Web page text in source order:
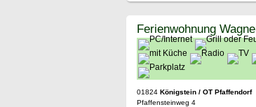
Ferienwohnung
01824 Königstein / OT Pfaffendorf
Pfaffensteinweg 4